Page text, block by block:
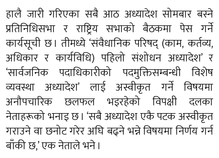
हालै जारी गरिएका सबै आठ अध्यादेश सोमबार बस्ने
प्रतिनिधिसभा र राष्ट्रिय सभाको बैठकमा पेस गर्ने
कार्यसूची छ । तीमध्ये ‘संवैधानिक परिषद् (काम, कर्तव्य,
अधिकार र कार्यविधि) पहिलो संशोधन अध्यादेश’ र
‘सार्वजनिक पदाधिकारीको पदमुक्तिसम्बन्धी विशेष
व्यवस्था अध्यादेश’ लाई अस्वीकृत गर्ने विषयमा
अनौपचारिक छलफल भइरहेको विपक्षी दलका
नेताहरूको भनाइ छ । ‘सबै अध्यादेश एकै पटक अस्वीकृत
गराउने वा छनोट गरेर अघि बढ्ने भन्ने विषयमा निर्णय गर्न
बाँकी छ,’ एक नेताले भने ।